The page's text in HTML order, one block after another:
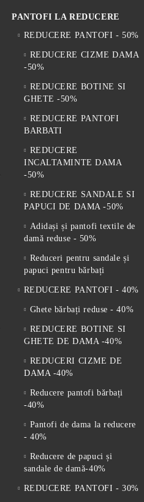
PANTOFI LA REDUCERE
REDUCERE PANTOFI - 50%
REDUCERE CIZME DAMA
-50%
REDUCERE BOTINE SI
GHETE -50%
REDUCERE PANTOFI
BARBATI
REDUCERE
INCALTAMINTE DAMA
-50%
REDUCERE SANDALE SI
PAPUCI DE DAMA -50%
Adidași și pantofi textile de
damă reduse - 50%
Reduceri pentru sandale și
papuci pentru bărbați
REDUCERE PANTOFI - 40%
Ghete bărbați reduse - 40%
REDUCERE BOTINE SI
GHETE DE DAMA -40%
REDUCERI CIZME DE
DAMA -40%
Reducere pantofi bărbați
-40%
Pantofi de dama la reducere
- 40%
Reducere de papuci și
sandale de damă-40%
REDUCERE PANTOFI - 30%